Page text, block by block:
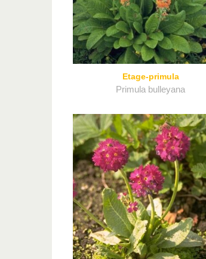
Etage-primula
Primula bulleyana